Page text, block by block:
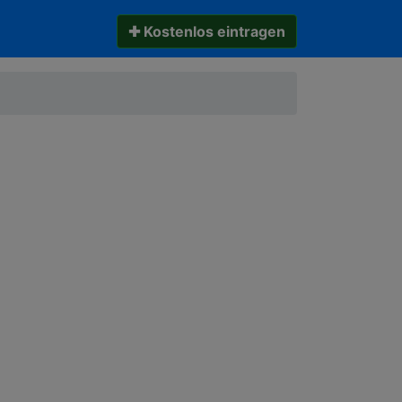
✚ Kostenlos eintragen